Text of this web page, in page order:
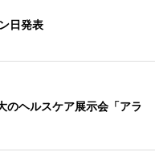
日発表
のヘルスケア展示会「アラ